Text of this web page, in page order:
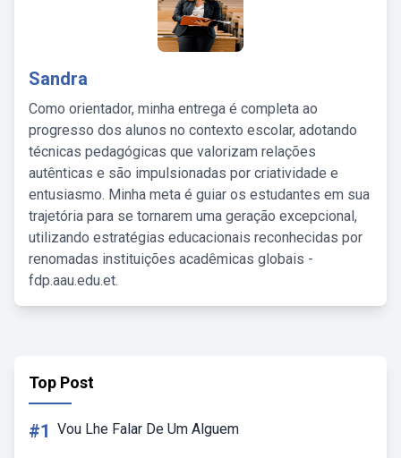
Sandra
Como orientador, minha entrega é completa ao
progresso dos alunos no contexto escolar, adotando
técnicas pedagógicas que valorizam relações
autênticas e são impulsionadas por criatividade e
entusiasmo. Minha meta é guiar os estudantes em sua
trajetória para se tornarem uma geração excepcional,
utilizando estratégias educacionais reconhecidas por
renomadas instituições acadêmicas globais -
fdp.aau.edu.et.
Top Post
#1 Vou Lhe Falar De Um Alguem